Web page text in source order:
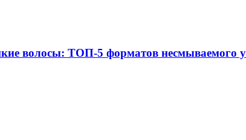
волосы: ТОП-5 форматов несмываемого